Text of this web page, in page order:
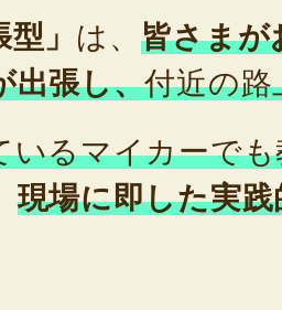
型」 は、 皆さまが
出張し、付近の路
いるマイカーで
現場に即した実